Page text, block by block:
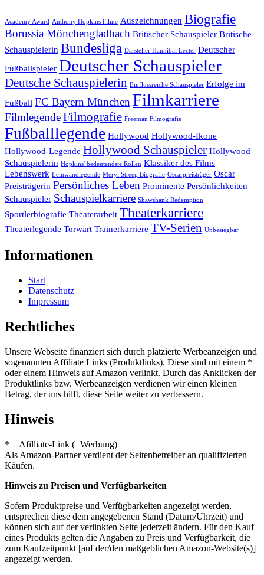
Academy Award Anthony Hopkins Filme Auszeichnungen Biografie
Borussia Mönchengladbach Britischer Schauspieler Britische
Schauspielerin Bundesliga Darsteller Hannibal Lecter Deutscher
Fußballspieler Deutscher Schauspieler
Deutsche Schauspielerin Einflussreiche Schauspieler Erfolge im
Fußball FC Bayern MünchenFilmkarriere
FilmlegendeFilmografie Freeman Filmografie
Fußballlegende Hollywood Hollywood-Ikone
Hollywood-Legende Hollywood Schauspieler Hollywood
Schauspielerin Hopkins' bedeutendste Rollen Klassiker des Films
Lebenswerk Leinwandlegende Meryl Streep Biografie Oscarpreisträger Oscar
Preisträgerin Persönliches Leben Prominente Persönlichkeiten
Schauspieler Schauspielkarriere Shawshank Redemption
Sportlerbiografie Theaterarbeit Theaterkarriere
Theaterlegende Torwart Trainerkarriere TV-Serien Unbesiegbar
Informationen
Start
Datenschutz
Impressum
Rechtliches
Unsere Webseite finanziert sich durch platzierte Werbeanzeigen und
sogenannten Affiliate Links (Produktlinks). Diese sind mit einem *
oder einem Hinweis auf Amazon verlinkt. Durch das Anklicken der
Produktlinks bzw. Werbeanzeigen verdienen wir einen kleinen
Betrag, der uns hilft, diese Seite weiter zu verbessern.
Hinweis
* = Afilliate-Link (=Werbung)
Als Amazon-Partner verdient der Seitenbetreiber an qualifizierten
Käufen.
Hinweis zu Preisen und Verfügbarkeiten
Sofern Produktpreise und Verfügbarkeiten angezeigt werden,
entsprechen diese dem angegebenen Stand (Datum/Uhrzeit) und
können sich auf der verlinkten Seite jederzeit ändern. Für den Kauf
eines Produkts gelten die Angaben zu Preis und Verfügbarkeit, die
zum Kaufzeitpunkt [auf der/den maßgeblichen Amazon-Website(s)]
angezeigt werden.